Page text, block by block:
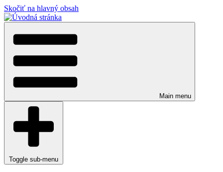
Skočiť na hlavný obsah
Main menu
Toggle sub-menu